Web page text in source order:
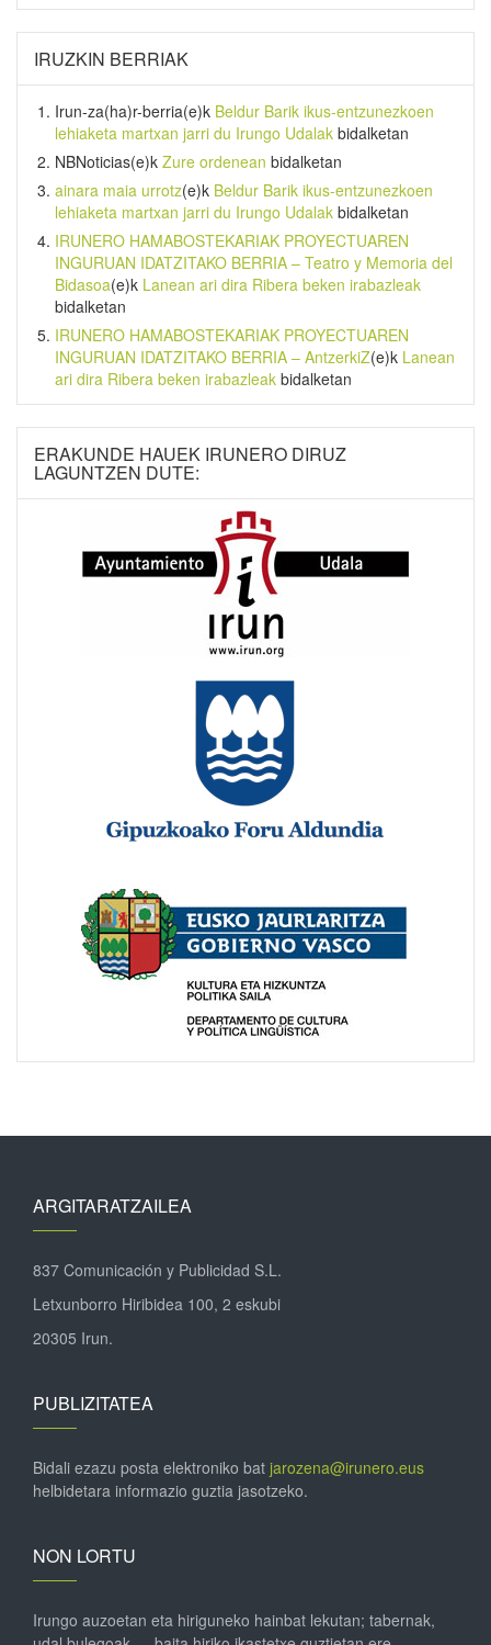
IRUZKIN BERRIAK
Irun-za(ha)r-berria(e)k Beldur Barik ikus-entzunezkoen
lehiaketa martxan jarri du Irungo Udalak bidalketan
NBNoticias(e)k Zure ordenean bidalketan
ainara maia urrotz(e)k Beldur Barik ikus-entzunezkoen
lehiaketa martxan jarri du Irungo Udalak bidalketan
IRUNERO HAMABOSTEKARIAK PROYECTUAREN
INGURUAN IDATZITAKO BERRIA – Teatro y Memoria del
Bidasoa(e)k Lanean ari dira Ribera beken irabazleak
bidalketan
IRUNERO HAMABOSTEKARIAK PROYECTUAREN
INGURUAN IDATZITAKO BERRIA – AntzerkiZ(e)k Lanean
ari dira Ribera beken irabazleak bidalketan
ERAKUNDE HAUEK IRUNERO DIRUZ
LAGUNTZEN DUTE:
ARGITARATZAILEA
837 Comunicación y Publicidad S.L.
Letxunborro Hiribidea 100, 2 eskubi
20305 Irun.
PUBLIZITATEA
Bidali ezazu posta elektroniko bat jarozena@irunero.eus
helbidetara informazio guztia jasotzeko.
NON LORTU
Irungo auzoetan eta hiriguneko hainbat lekutan; tabernak,